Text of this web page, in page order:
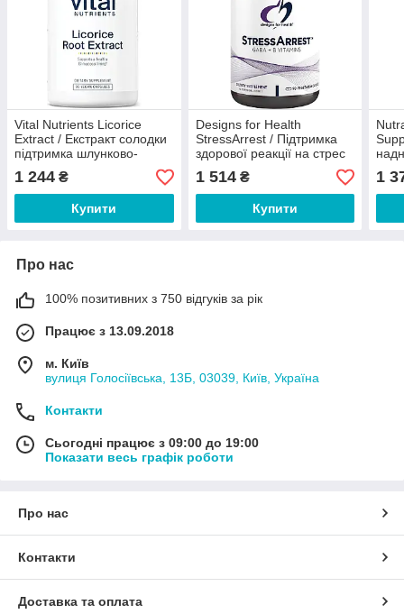
Vital Nutrients Licorice
Extract / Екстракт солодки
підтримка шлунково-
кишкового тракту та
надниркових залоз 400 мг
90 капсул
1 244 ₴
Купити
Designs for Health
StressArrest / Підтримка
здорової реакції на стрес
90 капсул
1 514₴
Купити
1
Про нас
100% позитивних з 750 відгуків за рік
Працює з 13.09.2018
м. Київ
вулиця Голосіївська, 13Б, 03039, Київ, Україна
Контакти
Сьогодні працює з 09:00 до 19:00
Показати весь графік роботи
Про нас
Контакти
Доставка та оплата